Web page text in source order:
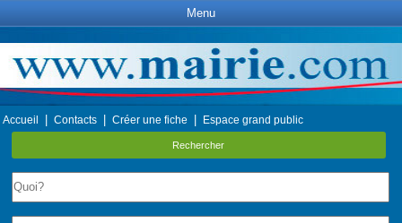
Menu
Accueil Contacts Créer une fiche Espace grand public
Rechercher